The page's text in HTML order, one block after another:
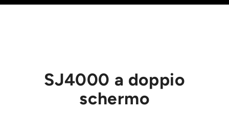
SJ4000 a doppio
schermo